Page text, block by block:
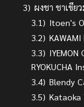
3) ผงชา ชาเขี
3.1) Itoen's
3.2)
3.3)
RYOKUCHA
3.4) Blendy
3.5) Kataoka